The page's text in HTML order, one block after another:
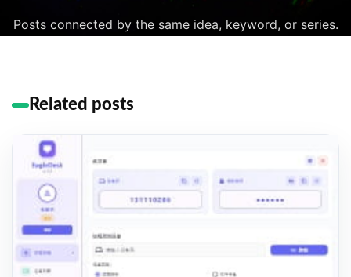
Posts connected by the same idea, keyword, or series.
Related posts